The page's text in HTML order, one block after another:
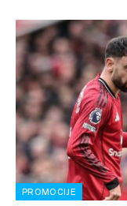
PROMOCIJE